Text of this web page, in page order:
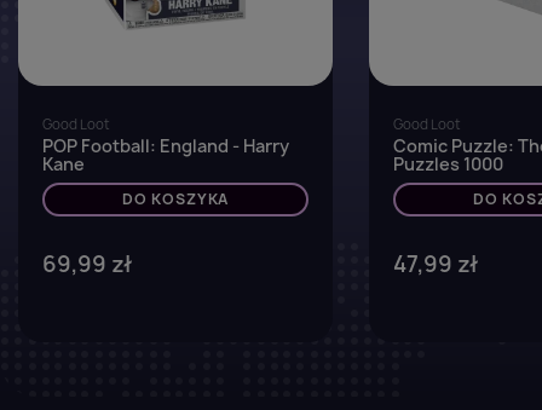
Good Loot
POP Football: England - Harry
Kane
DO KOSZYKA
69,99 zł
Good Loot
Comic Puzzle:
Puzzles 1000
DO
47,99 zł